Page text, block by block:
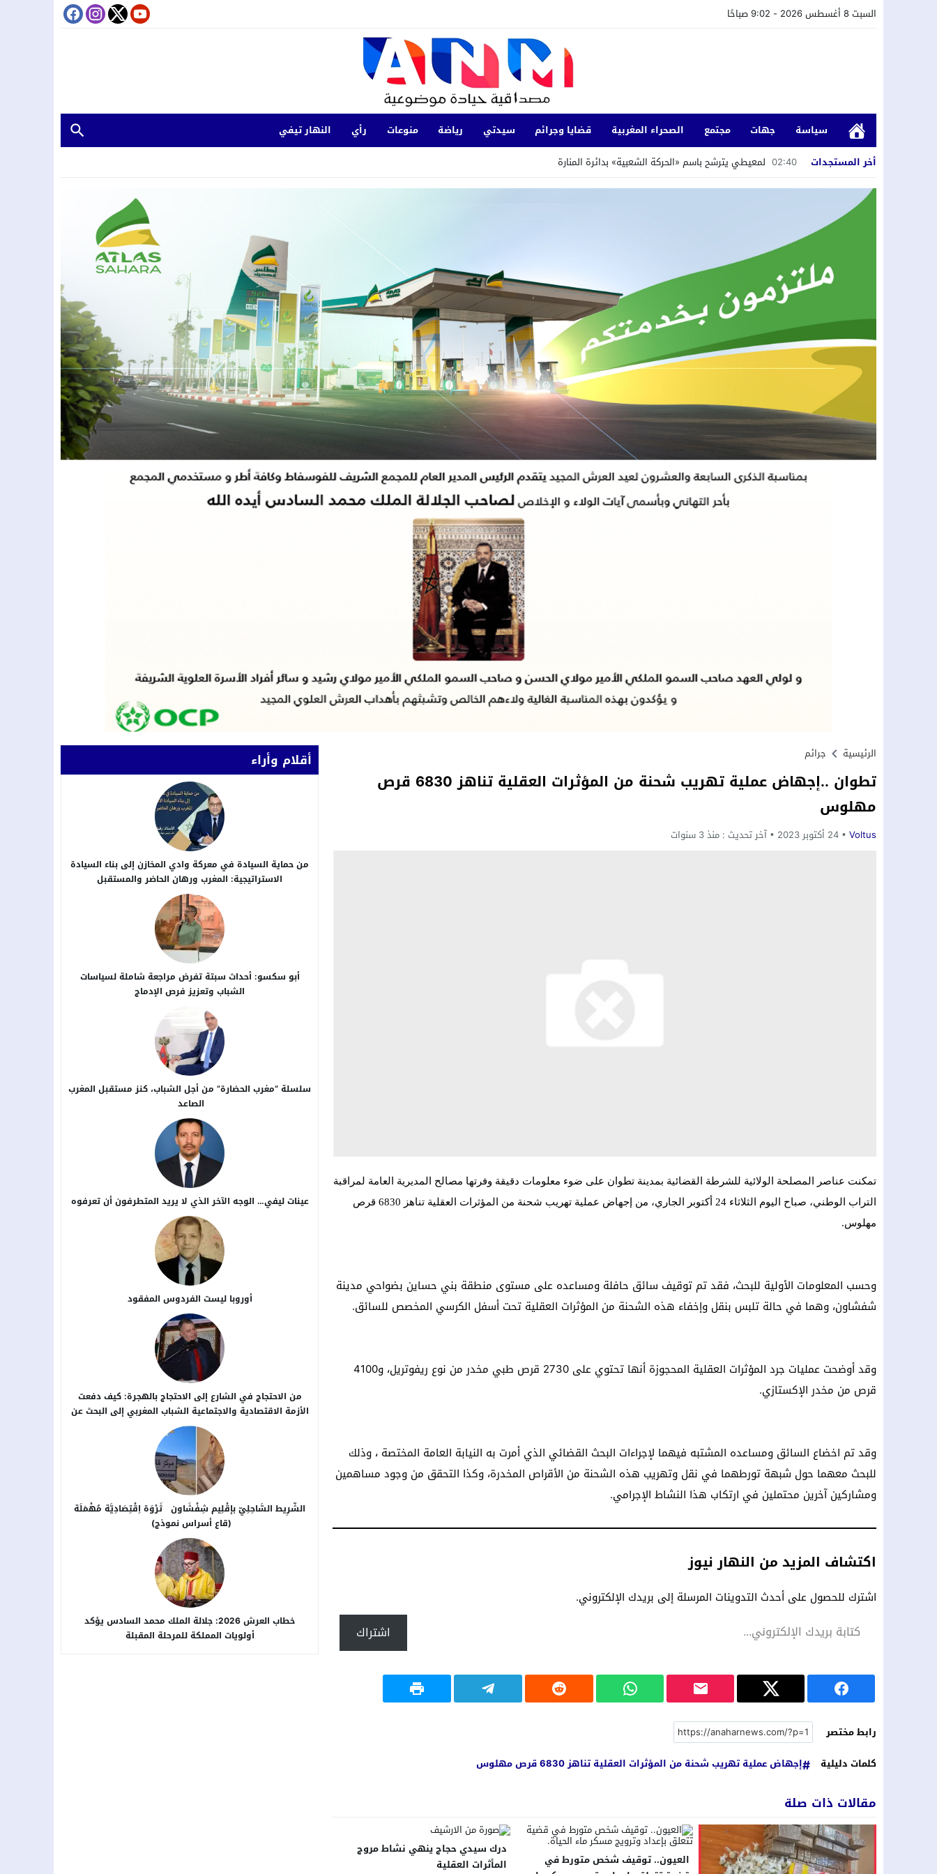
السبت 8 أغسطس 2026 - 9:02 صباحًا
سياسة جهات مجتمع الصحراء المغربية قضايا وجرائم سيدتي رياضة منوعات رأي
النهار تيفي
أخر المستجدات
02:40 لمعيطي يترشح باسم «الحركة الشعبية» بدائرة المنارة
18:34 جمعية “الشباب الرائد” تستعرض تجربة الداخلة في التنمية المستدامة خلال لقاء حول العمل المناخي والحوكمة البيئية بكوتونو
الجديدة.. توقيف شخصين للاشتباه في تورطهما في سرقات من داخل المنازل وتصريف المسروقات
18:23 إقليم الحسيمة.. حادث سير يفسد فرحة عرس بتارجيست ويستنفر السلطات
الإطاحة برئيس جماعة متلبساً بتلقي رشوة
17:48 وجدة..توقيف شخص بموجب مذكرة دولية متورط في ترويج المخدرات والاحتجاز والعنف المرتكبين في إطار شبكة إجرامية.
الرباط..انعقاد الدورة الأولى للجنة دعم رقمنة وتحديث وإنشاء القاعات السينمائية برسم سنة 2026.
17:33 من أجل تبسيط الخدمات الإدارية وتقريبها: الهيئة الوطنية للطبيبات والأطباء تطلق منصتها الرقمية الجديدة.
لاقتراف سرقات من داخل المنازل..عناصر الشرطة بالجديدة توقف شخصين وتفتح بحثا قضائيا على خلفية تسجيل سرقات باستعمال الكسر.
الرئيسية جرائم
تطوان ..إجهاض عملية تهريب شحنة من المؤثرات العقلية تناهز 6830 قرص
مهلوس
Voltus 24 أكتوبر 2023 آخر تحديث : منذ 3 سنوات
تمكنت عناصر المصلحة الولائية للشرطة القضائية بمدينة تطوان على ضوء معلومات دقيقة وفرتها مصالح المديرية العامة لمراقبة
التراب الوطني، صباح اليوم الثلاثاء 24 أكتوبر الجاري، من إجهاض عملية تهريب شحنة من المؤثرات العقلية تناهز 6830 قرص
مهلوس.
وحسب المعلومات الأولية للبحث، فقد تم توقيف سائق حافلة ومساعده على مستوى منطقة بني حساين بضواحي مدينة
شفشاون، وهما في حالة تلبس بنقل وإخفاء هذه الشحنة من المؤثرات العقلية تحت أسفل الكرسي المخصص للسائق.
وقد أوضحت عمليات جرد المؤثرات العقلية المحجوزة أنها تحتوي على 2730 قرص طبي مخدر من نوع ريفوتريل، و4100
قرص من مخدر الإكستازي.
وقد تم اخضاع السائق ومساعده المشتبه فيهما لإجراءات البحث القضائي الذي أمرت به النيابة العامة المختصة ، وذلك
للبحث معهما حول شبهة تورطهما في نقل وتهريب هذه الشحنة من الأقراص المخدرة، وكذا التحقق من وجود مساهمين
ومشاركين آخرين محتملين في ارتكاب هذا النشاط الإجرامي.
اكتشاف المزيد من النهار نيوز
اشترك للحصول على أحدث التدوينات المرسلة إلى بريدك الإلكتروني.
اشتراك
رابط مختصر
كلمات دليلية
إجهاض عملية تهريب شحنة من المؤثرات العقلية تناهز 6830 قرص مهلوس
مقالات ذات صلة
العيون.. توقيف شخص متورط في
درك سيدي حجاج ينهي نشاط مروج
المأثرات العقلية
أقلام وأراء
من حماية السيادة في معركة وادي المخازن إلى بناء السيادة
الاستراتيجية: المغرب ورهان الحاضر والمستقبل
أبو سكسو: أحداث سبتة تفرض مراجعة شاملة لسياسات
الشباب وتعزيز فرص الإدماج
سلسلة “مغرب الحضارة” من أجل ​الشباب، كنز مستقبل المغرب
الصاعد
عينات ليفي… الوجه الآخر الذي لا يريد المتطرفون أن تعرفوه
أوروبا ليست الفردوس المفقود
من الاحتجاج في الشارع إلى الاحتجاج بالهجرة: كيف دفعت
الأزمة الاقتصادية والاجتماعية الشباب المغربي إلى البحث عن
بدائل خارج الوطن؟
الشَّرِيط السَّاحِلِيّ بإقْلِيم شِفْشَاون ثَرْوَة اِقْتِصَادِيَّة مُهْمَلَة
(قاع أسراس نموذج)
خطاب العرش 2026: جلالة الملك محمد السادس يؤكد
أولويات المملكة للمرحلة المقبلة